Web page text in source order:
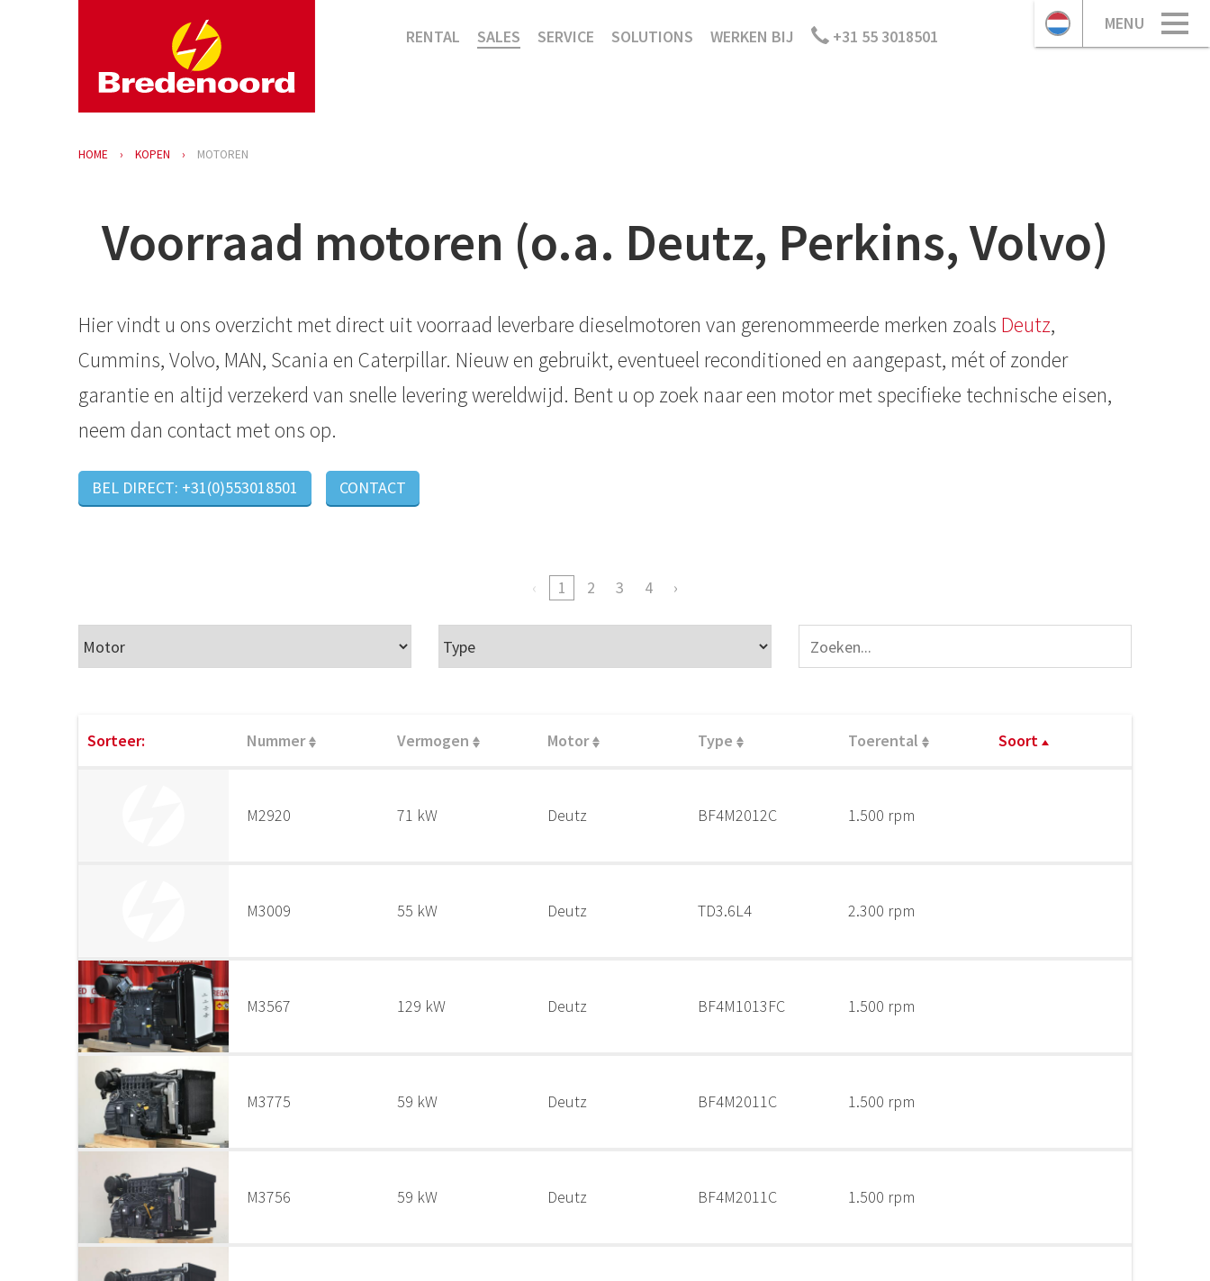
MENU
RENTAL SALES SERVICE SOLUTIONS WERKEN BIJ +31 55 3018501
HOME KOPEN MOTOREN
Voorraad motoren (o.a. Deutz, Perkins, Volvo)
Hier vindt u ons overzicht met direct uit voorraad leverbare dieselmotoren van gerenommeerde merken zoals Deutz,
Cummins, Volvo, MAN, Scania en Caterpillar. Nieuw en gebruikt, eventueel reconditioned en aangepast, mét of zonder
garantie en altijd verzekerd van snelle levering wereldwijd. Bent u op zoek naar een motor met specifieke technische eisen,
neem dan contact met ons op.
BEL DIRECT: +31(0)553018501 CONTACT
1 2 3 4
Sorteer: Nummer Vermogen Motor Type Toerental Soort
M2920 71 kW Deutz BF4M2012C 1.500 rpm
M3009 55 kW Deutz TD3.6L4 2.300 rpm
M3567 129 kW Deutz BF4M1013FC 1.500 rpm
M3775 59 kW Deutz BF4M2011C 1.500 rpm
M3756 59 kW Deutz BF4M2011C 1.500 rpm